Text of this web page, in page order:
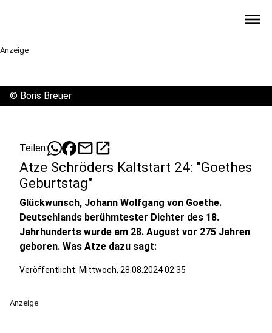
menu
Anzeige
© Boris Breuer
Teilen: mailopen_in_new
Atze Schröders Kaltstart 24: "Goethes
Geburtstag"
Glückwunsch, Johann Wolfgang von Goethe.
Deutschlands berühmtester Dichter des 18.
Jahrhunderts wurde am 28. August vor 275 Jahren
geboren. Was Atze dazu sagt:
Veröffentlicht: Mittwoch, 28.08.2024 02:35
Anzeige